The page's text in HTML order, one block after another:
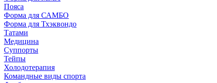
Пояса
Форма для САМБО
Форма для Тхэквондо
Татами
Медицина
Суппорты
Тейпы
Холодотерапия
Командные виды спорта